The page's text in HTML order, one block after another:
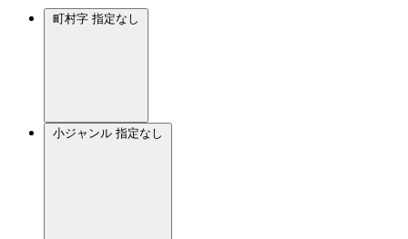
町村字 指定なし
小ジャンル 指定なし